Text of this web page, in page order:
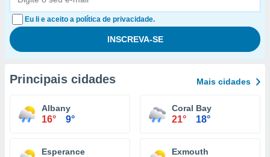
Eu li e aceito a política de privacidade.
Principais cidades Mais cidades
Albany
16° 9°
Coral Bay
21° 18°
Esperance Exmouth